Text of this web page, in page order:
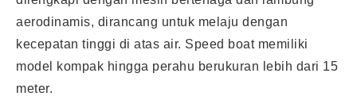
aerodinamis, dirancang untuk melaju dengan
kecepatan tinggi di atas air. Speed boat memiliki
model kompak hingga perahu berukuran lebih dari 15
meter.